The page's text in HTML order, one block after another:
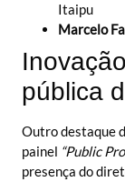
Itaipu
Marcelo
pública
Outro destaque
painel “Public
presença do